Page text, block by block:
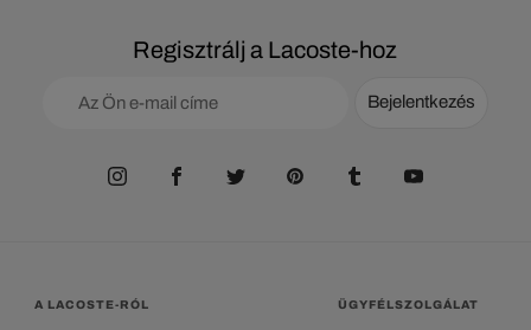
Regisztrálj a Lacoste-hoz
Bejelentkezés
A LACOSTE-RÓL ÜGYFÉLSZOLGÁLAT